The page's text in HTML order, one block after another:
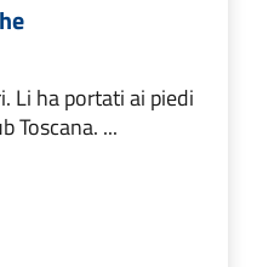
Li ha portati ai piedi
Toscana. ...